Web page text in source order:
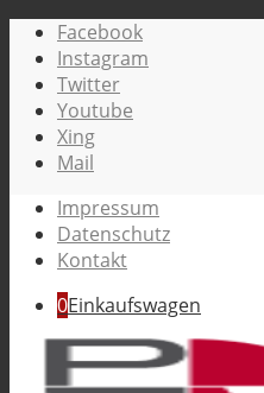
Facebook
Instagram
Twitter
Youtube
Xing
Mail
Impressum
Datenschutz
Kontakt
0Einkaufswagen